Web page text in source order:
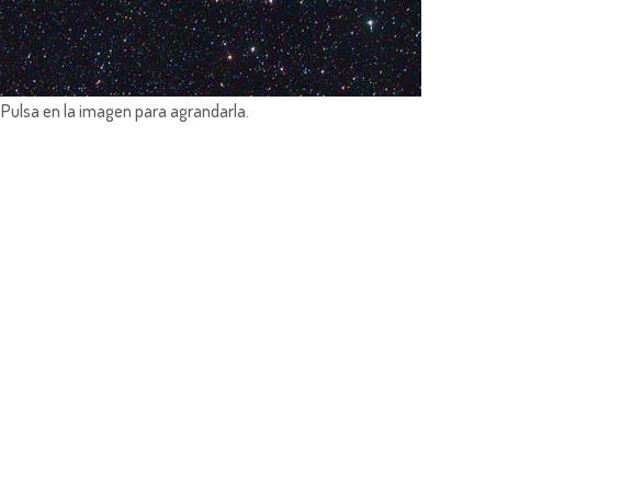
Pulsa en la imagen para agrandarla.